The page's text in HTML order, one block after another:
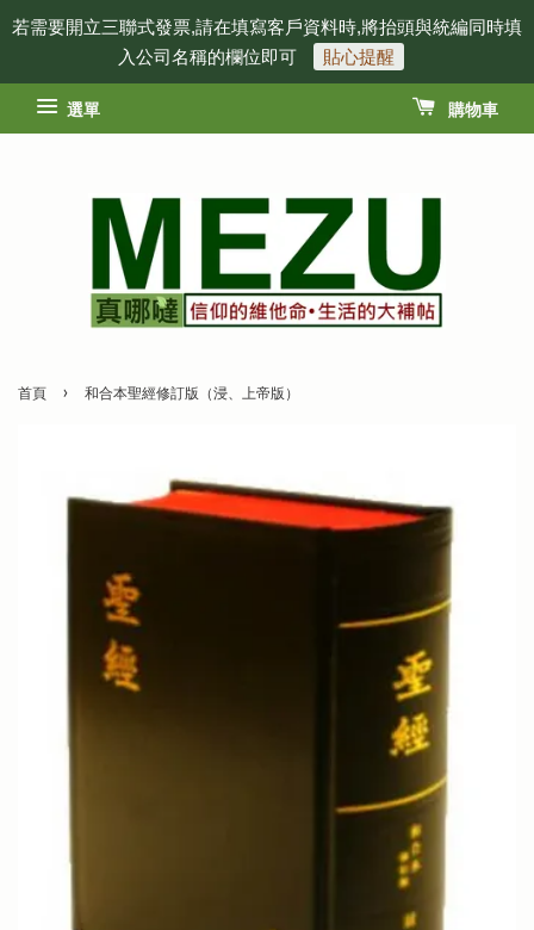
若需要開立三聯式發票,請在填寫客戶資料時,將抬頭與統編同時填
入公司名稱的欄位即可
貼心提醒
選單 購物車
首頁 › 和合本聖經修訂版（浸、上帝版）